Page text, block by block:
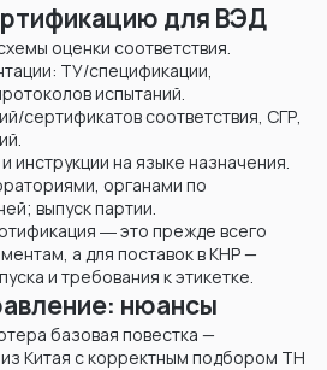
для ВЭД
оценки соответствия.
ТУ/спецификации,
испытаний.
сертификатов соответствия, СГР,
инструкции на языке назначения.
органами по
выпуск партии.
― это прежде всего
а для поставок в КНР —
и требования к этикетке.
нюансы
базовая повестка —
Китая с корректным подбором ТН